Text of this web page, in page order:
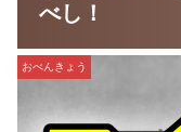
べし！
おべんきょう